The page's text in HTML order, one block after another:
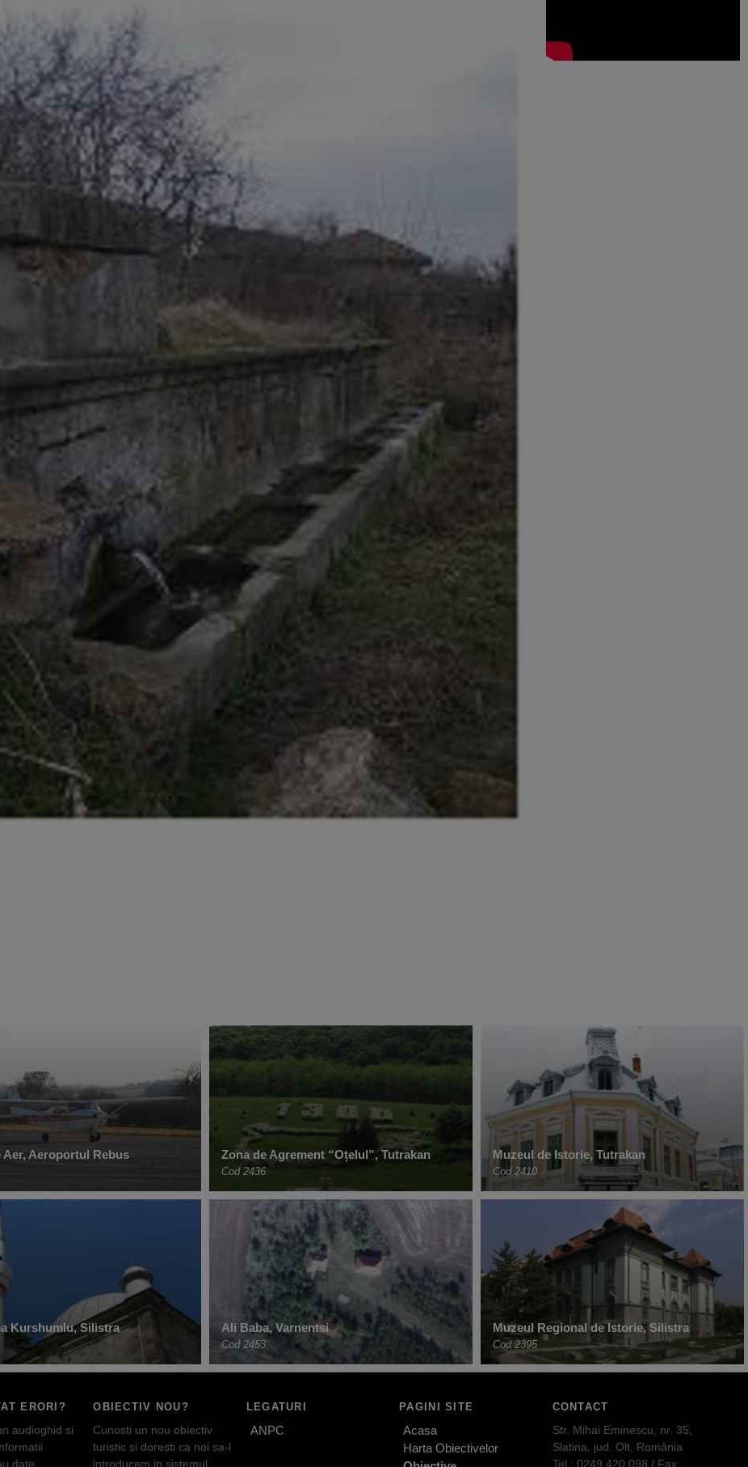
Aer, Aeroportul Rebus Zona de Agrement “Oțelul”, Tutrakan
Cod 2436
Muzeul de Istorie, Tutrakan
Cod 2410
Kurshumlu, Silistra Ali Baba, Varnentsi
Cod 2453
Muzeul Regional de Istorie, Silistra
Cod 2395
ERORI?
audioghid si
date
OBIECTIV NOU?
Cunosti un nou obiectiv
turistic si doresti ca noi sa-l
introducem in sistemul
LEGATURI
ANPC
PAGINI SITE
Acasa
Harta Obiectivelor
CONTACT
Str. Mihai Eminescu, nr. 35,
Slatina, jud. Olt, România
Tel.: 0249.420.098 / Fax: